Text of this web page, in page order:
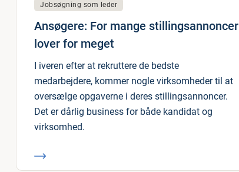
Jobsøgning som leder
Ansøgere: For mange stillingsannoncer
lover for meget
I iveren efter at rekruttere de bedste
medarbejdere, kommer nogle virksomheder til at
oversælge opgaverne i deres stillingsannoncer.
Det er dårlig business for både kandidat og
virksomhed.